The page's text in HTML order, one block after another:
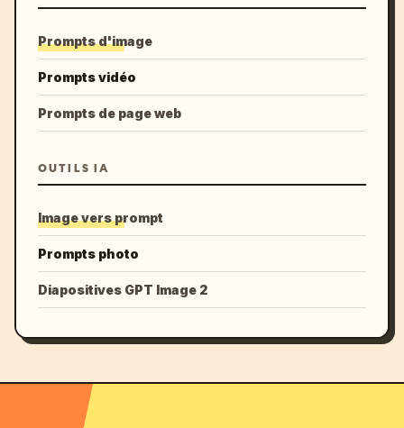
Prompts d'image
Prompts vidéo
Prompts de page web
OUTILS IA
Image vers prompt
Prompts photo
Diapositives GPT Image 2